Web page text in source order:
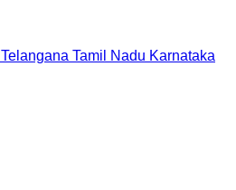
Telangana Tamil Nadu Karnataka